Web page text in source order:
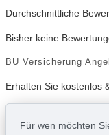
Durchschnittliche
Bisher keine
BU Versicherung
Erhalten Sie kostenlos
Für wen möchten